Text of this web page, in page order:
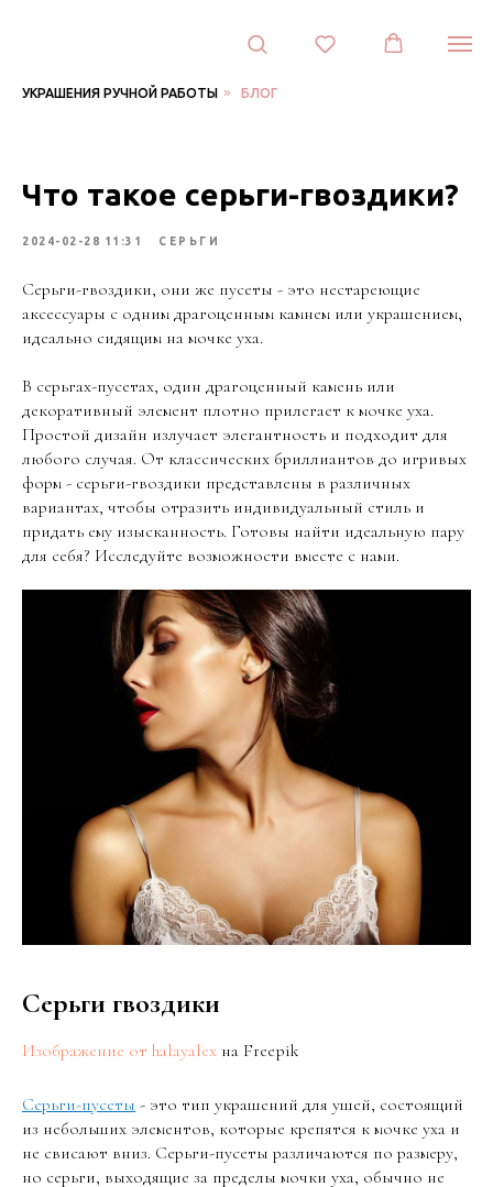
УКРАШЕНИЯ РУЧНОЙ РАБОТЫ » БЛОГ
Контакты:
14/1
196158
Петербург,
(921)313-
почта:
info@lena-
modes.ru
Что такое серьги-гвоздики?
2024-02-28 11:31 СЕРЬГИ
Серьги-гвоздики, они же пусеты - это нестареющие
аксессуары с одним драгоценным камнем или украшением,
идеально сидящим на мочке уха.
В серьгах-пусетах, один драгоценный камень или
декоративный элемент плотно прилегает к мочке уха.
Простой дизайн излучает элегантность и подходит для
любого случая. От классических бриллиантов до игривых
форм - серьги-гвоздики представлены в различных
вариантах, чтобы отразить индивидуальный стиль и
придать ему изысканность. Готовы найти идеальную пару
для себя? Исследуйте возможности вместе с нами.
Серьги гвоздики
Изображение от halayalex на Freepik
Серьги-пусеты - это тип украшений для ушей, состоящий
из небольших элементов, которые крепятся к мочке уха и
не свисают вниз. Серьги-пусеты различаются по размеру,
но серьги, выходящие за пределы мочки уха, обычно не